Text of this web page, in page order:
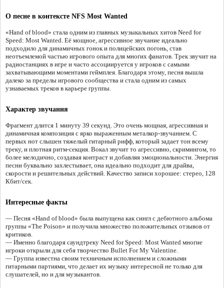
О песне в контексте NFS Most Wanted
«Hand of blood» стала одним из главных музыкальных хитов Need for
Speed: Most Wanted. Её мощное, агрессивное звучание идеально
подходило для динамичных гонок и полицейских погонь, став
неотъемлемой частью игрового опыта для многих фанатов. Трек звучит на
радиостанциях в игре и часто ассоциируется у игроков с самыми
захватывающими моментами геймплея. Благодаря этому, песня вышла
далеко за пределы игрового сообщества и стала одним из самых
узнаваемых треков в карьере группы.
Характер звучания
Фрагмент длится 1 минуту 39 секунд. Это очень мощная, агрессивная и
динамичная композиция с ярко выраженным металкор-звучанием. С
первых нот слышен тяжелый гитарный рифф, который задает тон всему
треку, и плотная ритм-секция. Вокал звучит то агрессивно, скримингом, то
более мелодично, создавая контраст и добавляя эмоциональности. Энергия
песни буквально захлестывает, она идеально подходит для драйва,
скорости и решительных действий. Качество записи хорошее: стерео, 128
Кбит/сек.
Интересные факты
— Песня «Hand of blood» была выпущена как сингл с дебютного альбома
группы «The Poison» и получила множество положительных отзывов от
критиков.
— Именно благодаря саундтреку Need for Speed: Most Wanted многие
игроки открыли для себя творчество Bullet For My Valentine.
— Группа известна своим техничным исполнением и сложными
гитарными партиями, что делает их музыку интересной не только для
слушателей, но и для музыкантов.